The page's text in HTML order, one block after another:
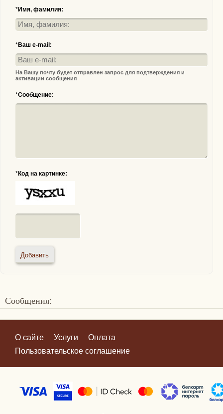
*Имя, фамилия:
*Ваш e-mail:
На Вашу почту будет отправлен запрос для подтверждения и
активации сообщения
*Сообщение:
*Код на картинке:
Сообщения:
О сайте Услуги
Оплата
Пользовательское соглашение